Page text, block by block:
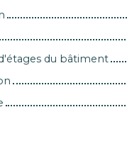
du bâtiment